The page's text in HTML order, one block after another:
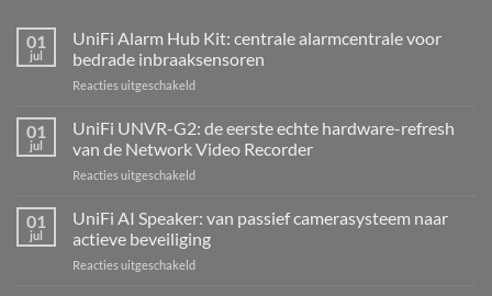
01
jul
UniFi Alarm Hub Kit: centrale alarmcentrale voor
bedrade inbraaksensoren
Reacties uitgeschakeldvoor
Alarm
Kit:
centrale
voor
inbraaksensoren
01
jul
UniFi UNVR-G2: de eerste echte hardware-refresh
van de Network Video Recorder
Reacties uitgeschakeldvoor
de
eerste
01
jul
UniFi AI Speaker: van passief camerasysteem naar
actieve beveiliging
Reacties uitgeschakeldvoor